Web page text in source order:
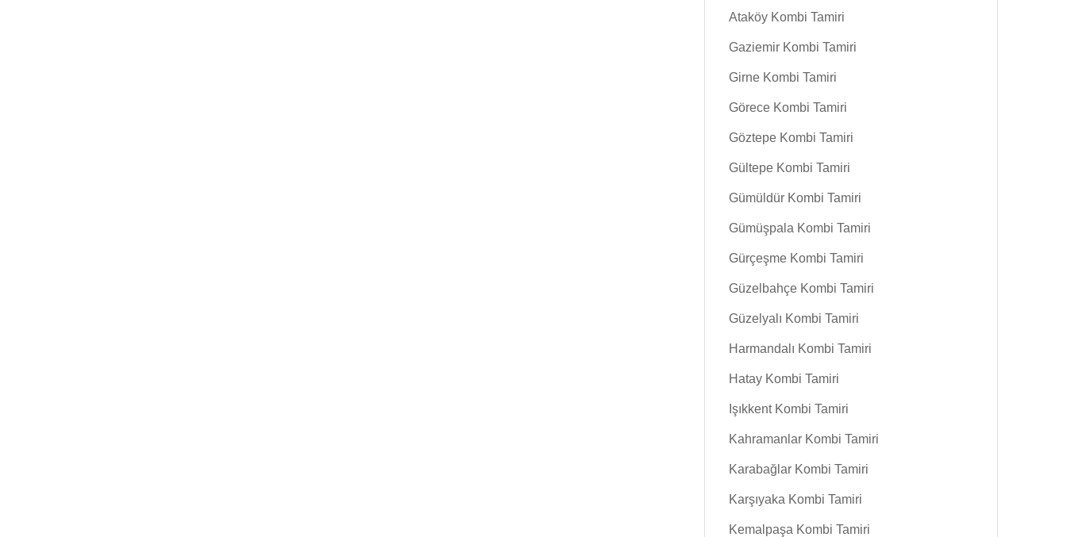
Ataköy Kombi Tamiri
Gaziemir Kombi Tamiri
Girne Kombi Tamiri
Görece Kombi Tamiri
Göztepe Kombi Tamiri
Gültepe Kombi Tamiri
Gümüldür Kombi Tamiri
Gümüşpala Kombi Tamiri
Gürçeşme Kombi Tamiri
Güzelbahçe Kombi Tamiri
Güzelyalı Kombi Tamiri
Harmandalı Kombi Tamiri
Hatay Kombi Tamiri
Işıkkent Kombi Tamiri
Kahramanlar Kombi Tamiri
Karabağlar Kombi Tamiri
Karşıyaka Kombi Tamiri
Kemalpaşa Kombi Tamiri